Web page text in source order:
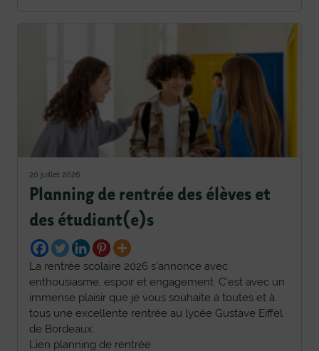
20 juillet 2026
Planning de rentrée des élèves et
des étudiant(e)s
La rentrée scolaire 2026 s’annonce avec
enthousiasme, espoir et engagement. C’est avec un
immense plaisir que je vous souhaite à toutes et à
tous une excellente rentrée au lycée Gustave Eiffel
de Bordeaux.
Lien planning de rentrée